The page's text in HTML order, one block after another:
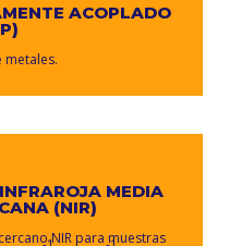
ACOPLADO
metales.
MEDIA
(NIR)
NIR para muestras